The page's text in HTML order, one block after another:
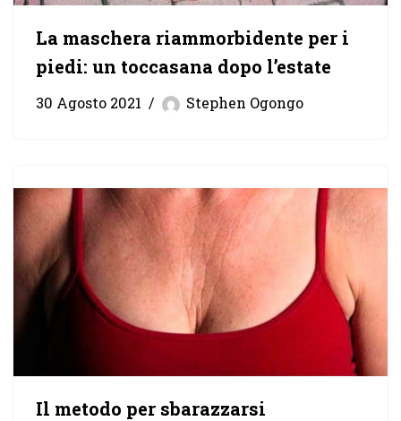
La maschera riammorbidente per i
piedi: un toccasana dopo l’estate
30 Agosto 2021 Stephen Ogongo
Il metodo per sbarazzarsi